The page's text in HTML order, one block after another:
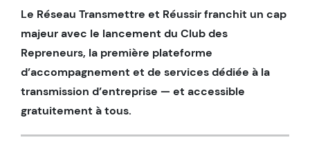
Le Réseau Transmettre et Réussir franchit un cap
majeur avec le lancement du Club des
Repreneurs, la première plateforme
d’accompagnement et de services dédiée à la
transmission d’entreprise — et accessible
gratuitement à tous.